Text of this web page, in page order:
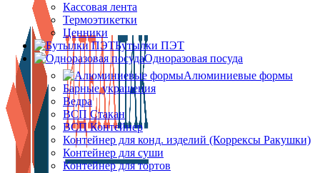
Кассовая лента
Термоэтикетки
Ценники
Бутылки ПЭТ
Одноразовая посуда
Алюминиевые формы
Барные украшения
Ведра
ВСП Стакан
ВСП Контейнер
Контейнер для конд. изделий (Коррексы Ракушки)
Контейнер для суши
Контейнер для тортов